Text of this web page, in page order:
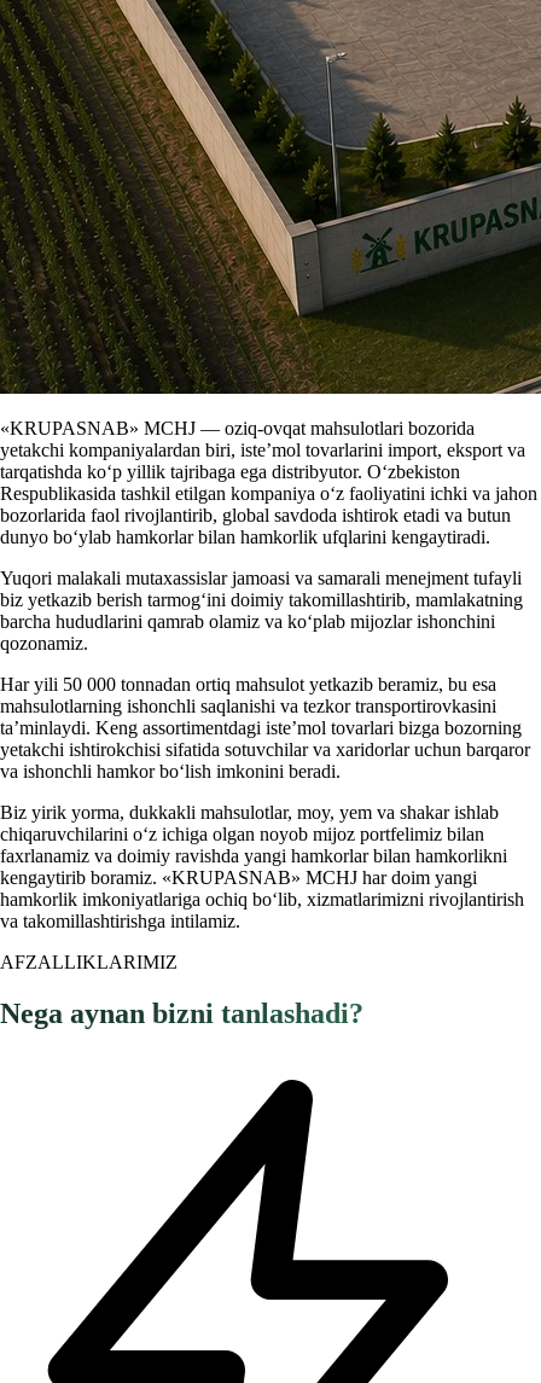
«KRUPASNAB» MCHJ — oziq-ovqat mahsulotlari bozorida
yetakchi kompaniyalardan biri, iste’mol tovarlarini import, eksport va
tarqatishda ko‘p yillik tajribaga ega distribyutor. O‘zbekiston
Respublikasida tashkil etilgan kompaniya o‘z faoliyatini ichki va jahon
bozorlarida faol rivojlantirib, global savdoda ishtirok etadi va butun
dunyo bo‘ylab hamkorlar bilan hamkorlik ufqlarini kengaytiradi.
Yuqori malakali mutaxassislar jamoasi va samarali menejment tufayli
biz yetkazib berish tarmog‘ini doimiy takomillashtirib, mamlakatning
barcha hududlarini qamrab olamiz va ko‘plab mijozlar ishonchini
qozonamiz.
Har yili 50 000 tonnadan ortiq mahsulot yetkazib beramiz, bu esa
mahsulotlarning ishonchli saqlanishi va tezkor transportirovkasini
ta’minlaydi. Keng assortimentdagi iste’mol tovarlari bizga bozorning
yetakchi ishtirokchisi sifatida sotuvchilar va xaridorlar uchun barqaror
va ishonchli hamkor bo‘lish imkonini beradi.
Biz yirik yorma, dukkakli mahsulotlar, moy, yem va shakar ishlab
chiqaruvchilarini o‘z ichiga olgan noyob mijoz portfelimiz bilan
faxrlanamiz va doimiy ravishda yangi hamkorlar bilan hamkorlikni
kengaytirib boramiz. «KRUPASNAB» MCHJ har doim yangi
hamkorlik imkoniyatlariga ochiq bo‘lib, xizmatlarimizni rivojlantirish
va takomillashtirishga intilamiz.
AFZALLIKLARIMIZ
Nega aynan bizni tanlashadi?